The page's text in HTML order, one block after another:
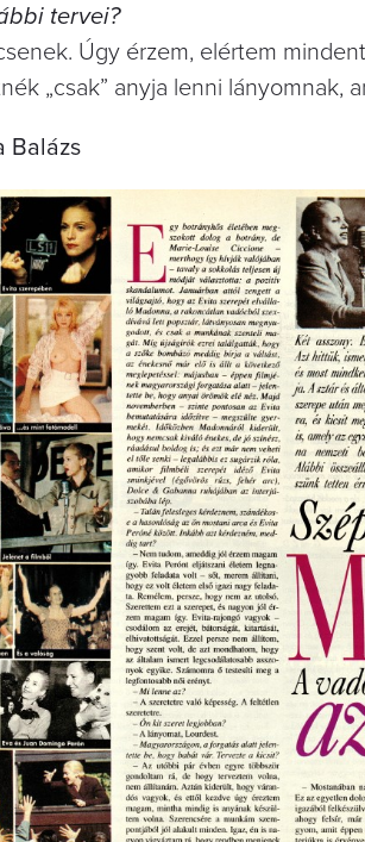
tervei?
Úgy érzem, elértem
„csak” anyja lenni lányomnak,
Balázs